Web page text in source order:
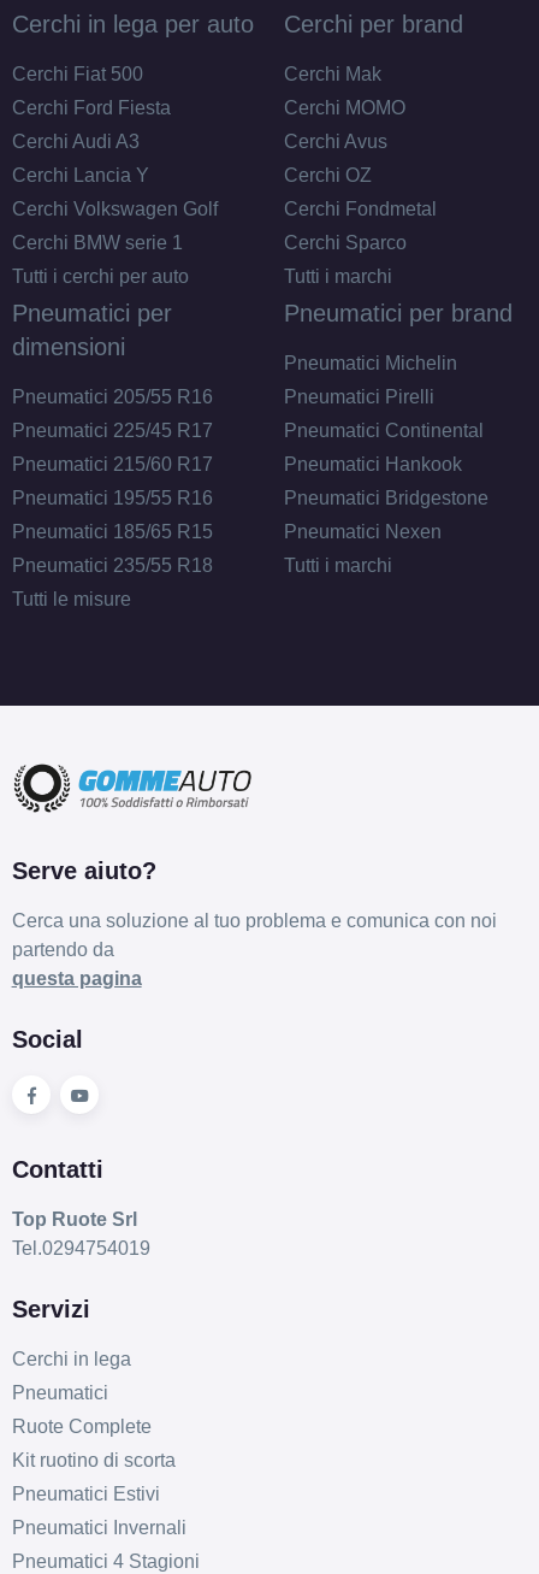
Disponibile
DEZENT Tn Black Mirror
4 fori 14" 5.5X14 ET42
4x100
Foro centrale: 54.1mm
Disponibile
4 fori 14" 5.5X14 ET45
4x100
Foro centrale: 54.1mm
Cerchi in lega per auto
Cerchi Fiat 500
Cerchi Ford Fiesta
Cerchi Audi A3
Cerchi Lancia Y
Cerchi Volkswagen Golf
Cerchi BMW serie 1
Tutti i cerchi per auto
Cerchi per brand
Cerchi Mak
Cerchi MOMO
Cerchi Avus
Cerchi OZ
Cerchi Fondmetal
Cerchi Sparco
Tutti i marchi
Pneumatici per
dimensioni
Pneumatici 205/55 R16
Pneumatici 225/45 R17
Pneumatici 215/60 R17
Pneumatici 195/55 R16
Pneumatici 185/65 R15
Pneumatici 235/55 R18
Tutti le misure
Pneumatici per brand
Pneumatici Michelin
Pneumatici Pirelli
Pneumatici Continental
Pneumatici Hankook
Pneumatici Bridgestone
Pneumatici Nexen
Tutti i marchi
Serve aiuto?
Cerca una soluzione al tuo problema e comunica con noi
partendo da
questa pagina
Social
Contatti
Top Ruote Srl
Tel.0294754019
Servizi
Cerchi in lega
Pneumatici
Ruote Complete
Kit ruotino di scorta
Pneumatici Estivi
Pneumatici Invernali
Pneumatici 4 Stagioni